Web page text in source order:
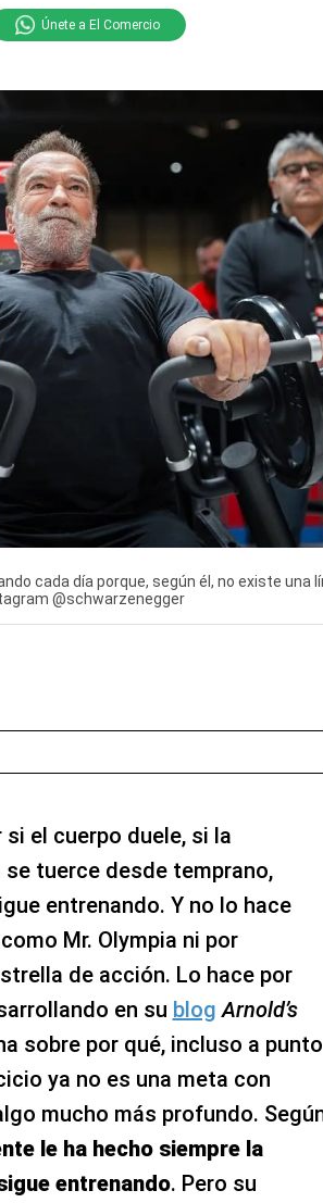
Únete a El Comercio
cada día porque, según él, no existe una
@schwarzenegger
el cuerpo duele, si la
tuerce desde temprano,
entrenando. Y no lo hace
Mr. Olympia ni por
de acción. Lo hace por
en su blog Arnold’s
sobre por qué, incluso a punto
ya no es una meta con
mucho más profundo.
le ha hecho siempre la
entrenando. Pero su